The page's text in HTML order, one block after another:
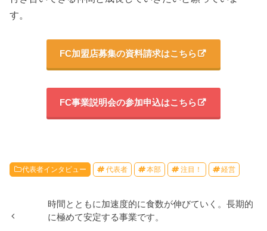
す。
FC加盟店募集の資料請求はこちら
FC事業説明会の参加申込はこちら
代表者インタビュー 代表者 本部 注目！ 経営
時間とともに加速度的に食数が伸びていく。長期的
に極めて安定する事業です。